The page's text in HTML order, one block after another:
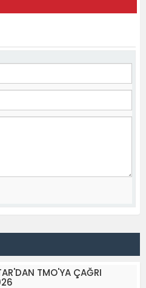
TMO'YA ÇAĞRI